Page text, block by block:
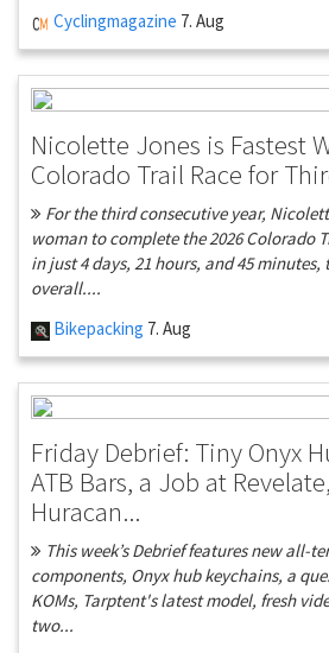
Cyclingmagazine 7. Aug
Nicolette Jones is Fastest
Colorado Trail Race for
For the third consecutive year,
woman to complete the 2026 Colorado
in just 4 days, 21 hours, and 45
overall....
Bikepacking 7. Aug
Friday Debrief: Tiny Onyx
ATB Bars, a Job at
Huracan...
This week’s Debrief features new all-
components, Onyx hub keychains, a
KOMs, Tarptent's latest model, fresh
two...